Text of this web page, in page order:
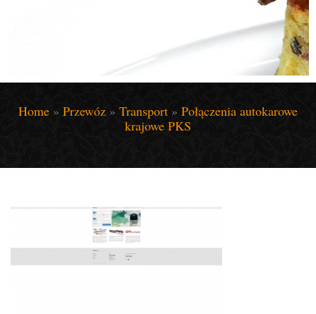
Home » Przewóz » Transport » Połączenia autokarowe
krajowe PKS